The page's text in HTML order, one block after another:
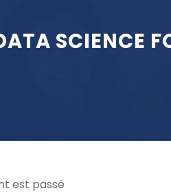
SCIENCE
est passé